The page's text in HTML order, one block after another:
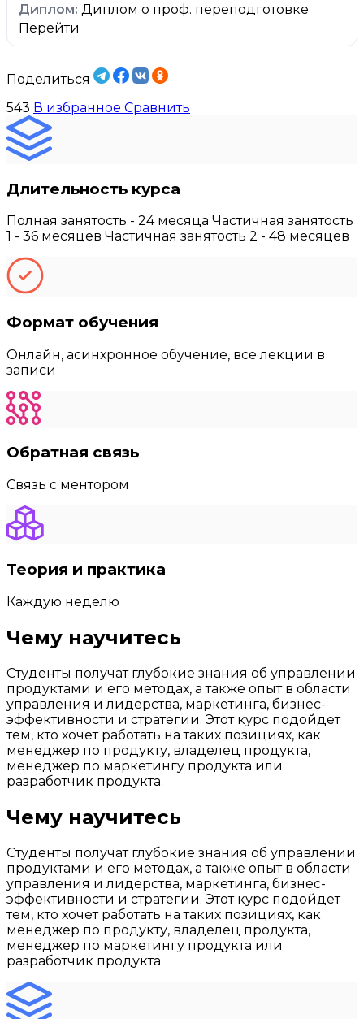
Диплом о проф. переподготовке
Перейти
Поделиться
543 В избранное Сравнить
Длительность курса
Полная занятость - 24 месяца Частичная занятость
1 - 36 месяцев Частичная занятость 2 - 48 месяцев
Формат обучения
Онлайн, асинхронное обучение, все лекции в
записи
Обратная связь
Связь с ментором
Теория и практика
Каждую неделю
Чему научитесь
Студенты получат глубокие знания об управлении
продуктами и его методах, а также опыт в области
управления и лидерства, маркетинга, бизнес-
эффективности и стратегии. Этот курс подойдет
тем, кто хочет работать на таких позициях, как
менеджер по продукту, владелец продукта,
менеджер по маркетингу продукта или
разработчик продукта.
Чему научитесь
Студенты получат глубокие знания об управлении
продуктами и его методах, а также опыт в области
управления и лидерства, маркетинга, бизнес-
эффективности и стратегии. Этот курс подойдет
тем, кто хочет работать на таких позициях, как
менеджер по продукту, владелец продукта,
менеджер по маркетингу продукта или
разработчик продукта.